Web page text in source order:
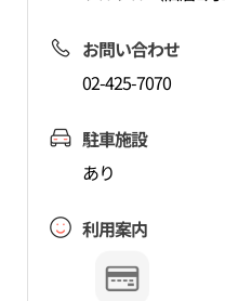
お問い合わせ
02-425-7070
駐車施設
あり
利用案内